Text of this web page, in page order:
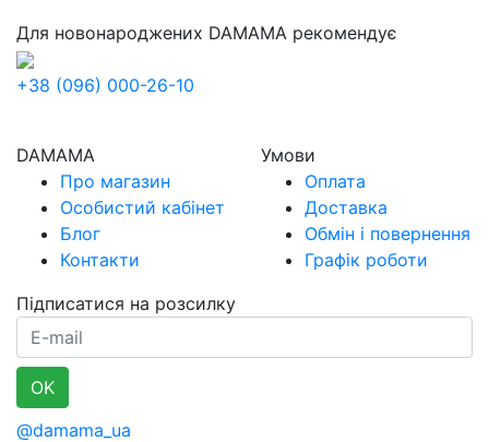
Для новонароджених DAMAMA рекомендує
+38 (096) 000-26-10
DAMAMA
Про магазин
Особистий кабінет
Блог
Контакти
Умови
Оплата
Доставка
Обмін і повернення
Графік роботи
Підписатися на розсилку
E-mail
OK
@damama_ua